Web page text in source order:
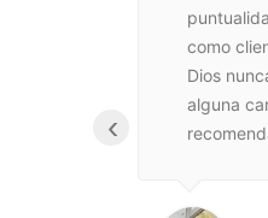
como
Dios
alguna
‹